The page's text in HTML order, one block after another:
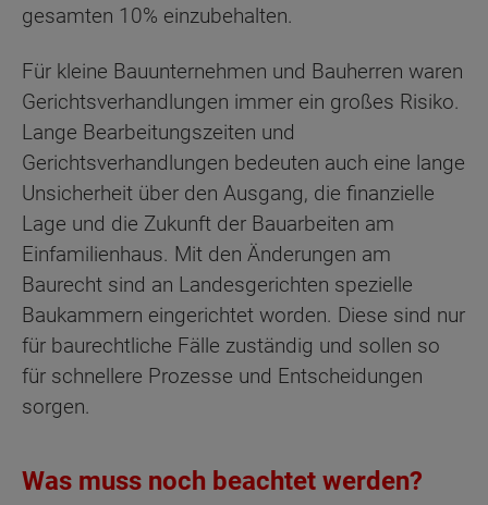
gesamten 10% einzubehalten.
Für kleine Bauunternehmen und Bauherren waren
Gerichtsverhandlungen immer ein großes Risiko.
Lange Bearbeitungszeiten und
Gerichtsverhandlungen bedeuten auch eine lange
Unsicherheit über den Ausgang, die finanzielle
Lage und die Zukunft der Bauarbeiten am
Einfamilienhaus. Mit den Änderungen am
Baurecht sind an Landesgerichten spezielle
Baukammern eingerichtet worden. Diese sind nur
für baurechtliche Fälle zuständig und sollen so
für schnellere Prozesse und Entscheidungen
sorgen.
Was muss noch beachtet werden?